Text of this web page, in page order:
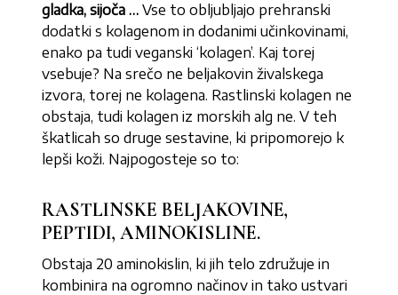
gladka, sijoča … Vse to obljubljajo prehranski
dodatki s kolagenom in dodanimi učinkovinami,
enako pa tudi veganski ‘kolagen’. Kaj torej
vsebuje? Na srečo ne beljakovin živalskega
izvora, torej ne kolagena. Rastlinski kolagen ne
obstaja, tudi kolagen iz morskih alg ne. V teh
škatlicah so druge sestavine, ki pripomorejo k
lepši koži. Najpogosteje so to:
RASTLINSKE BELJAKOVINE,
PEPTIDI, AMINOKISLINE.
Obstaja 20 aminokislin, ki jih telo združuje in
kombinira na ogromno načinov in tako ustvari